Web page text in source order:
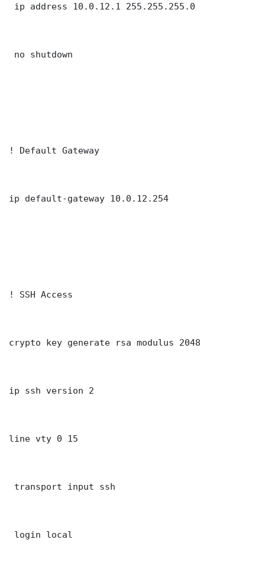
ip address 10.0.12.1 255.255.255.0
no shutdown
! Default Gateway
ip default-gateway 10.0.12.254
! SSH Access
crypto key generate rsa modulus 2048
ip ssh version 2
line vty 0 15
transport input ssh
login local